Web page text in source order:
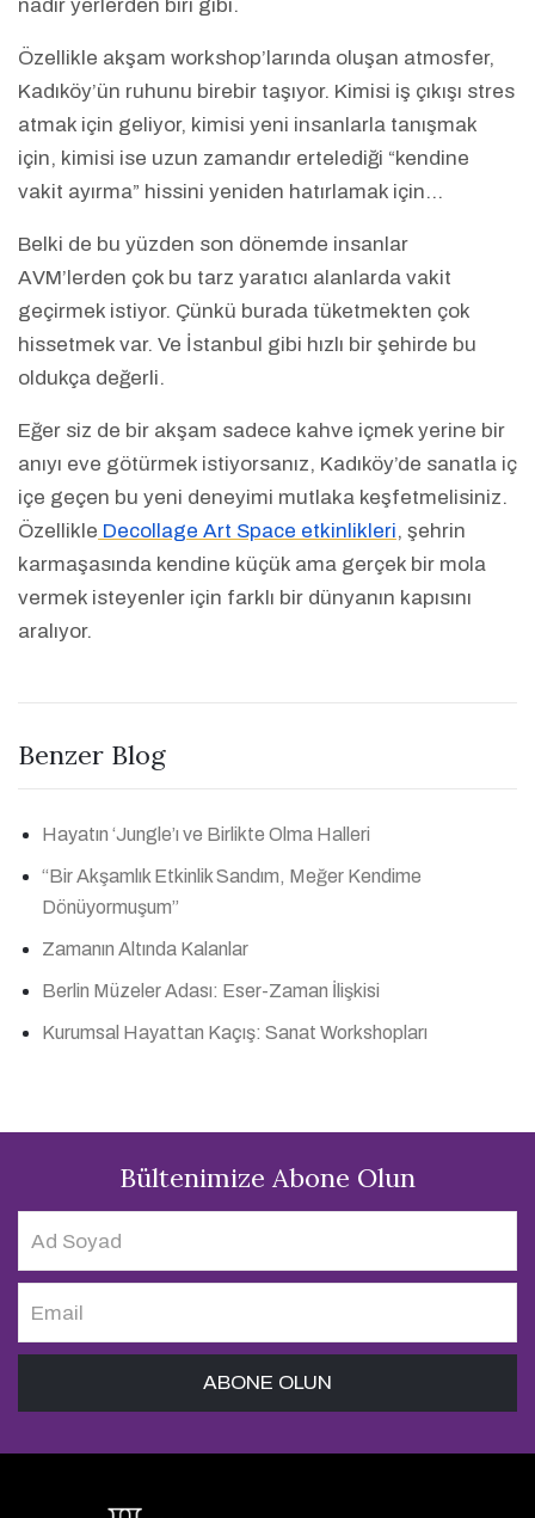
nadir yerlerden biri gibi.
Özellikle akşam workshop’larında oluşan atmosfer,
Kadıköy’ün ruhunu birebir taşıyor. Kimisi iş çıkışı stres
atmak için geliyor, kimisi yeni insanlarla tanışmak
için, kimisi ise uzun zamandır ertelediği “kendine
vakit ayırma” hissini yeniden hatırlamak için…
Belki de bu yüzden son dönemde insanlar
AVM’lerden çok bu tarz yaratıcı alanlarda vakit
geçirmek istiyor. Çünkü burada tüketmekten çok
hissetmek var. Ve İstanbul gibi hızlı bir şehirde bu
oldukça değerli.
Eğer siz de bir akşam sadece kahve içmek yerine bir
anıyı eve götürmek istiyorsanız, Kadıköy’de sanatla iç
içe geçen bu yeni deneyimi mutlaka keşfetmelisiniz.
Özellikle Decollage Art Space etkinlikleri, şehrin
karmaşasında kendine küçük ama gerçek bir mola
vermek isteyenler için farklı bir dünyanın kapısını
aralıyor.
Benzer Blog
Hayatın ‘Jungle’ı ve Birlikte Olma Halleri
“Bir Akşamlık Etkinlik Sandım, Meğer Kendime
Dönüyormuşum”
Zamanın Altında Kalanlar
Berlin Müzeler Adası: Eser-Zaman İlişkisi
Kurumsal Hayattan Kaçış: Sanat Workshopları
Bültenimize Abone Olun